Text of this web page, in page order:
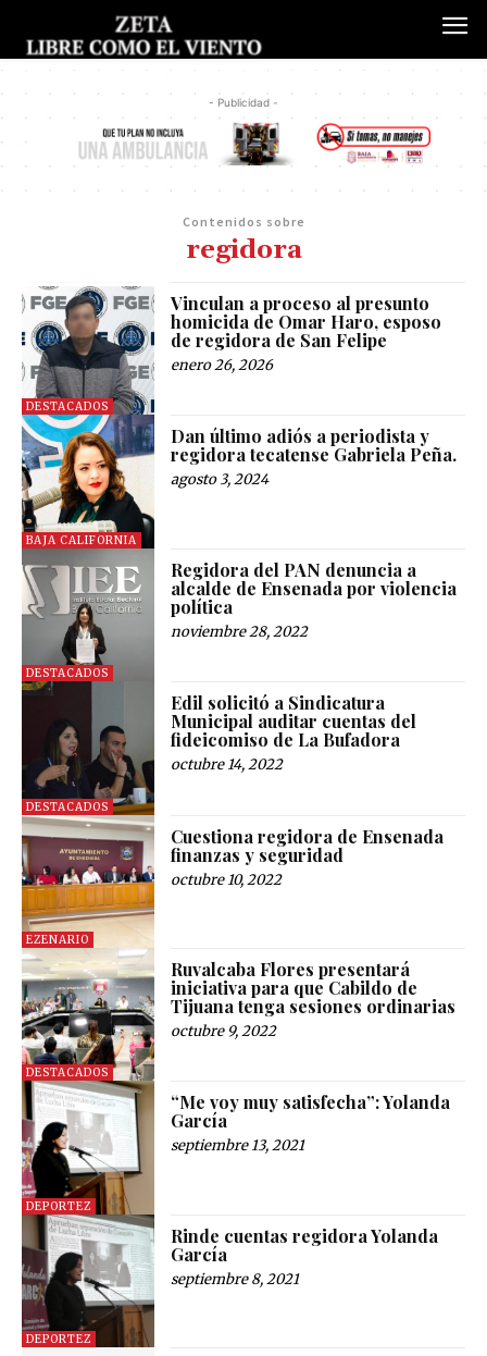
- Publicidad -
Contenidos sobre
regidora
DESTACADOS
Vinculan a proceso al presunto
homicida de Omar Haro, esposo
de regidora de San Felipe
enero 26, 2026
BAJA CALIFORNIA
Dan último adiós a periodista y
regidora tecatense Gabriela Peña.
agosto 3, 2024
DESTACADOS
Regidora del PAN denuncia a
alcalde de Ensenada por violencia
política
noviembre 28, 2022
DESTACADOS
Edil solicitó a Sindicatura
Municipal auditar cuentas del
fideicomiso de La Bufadora
octubre 14, 2022
EZENARIO
Cuestiona regidora de Ensenada
finanzas y seguridad
octubre 10, 2022
DESTACADOS
Ruvalcaba Flores presentará
iniciativa para que Cabildo de
Tijuana tenga sesiones ordinarias
octubre 9, 2022
DEPORTEZ
“Me voy muy satisfecha”: Yolanda
García
septiembre 13, 2021
DEPORTEZ
Rinde cuentas regidora Yolanda
García
septiembre 8, 2021